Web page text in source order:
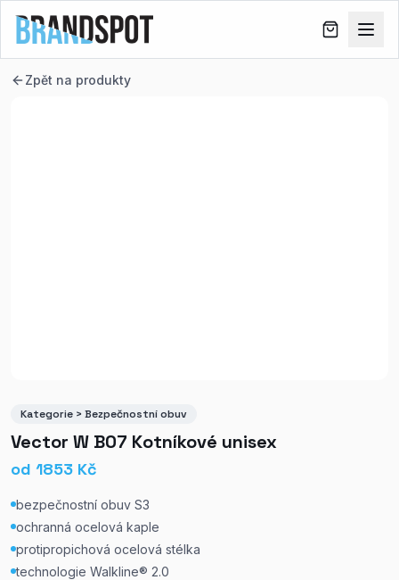
Zpět na produkty
Kategorie > Bezpečnostní obuv
Vector W B07 Kotníkové unisex
od 1853 Kč
bezpečnostní obuv S3
ochranná ocelová kaple
protipropichová ocelová stélka
technologie Walkline® 2.0